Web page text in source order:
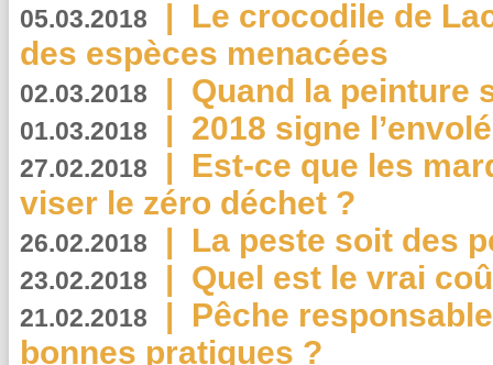
05.03.2018 | Le crocodile de
des espèces menacées
02.03.2018 | Quand la peinture
01.03.2018 | 2018 signe
27.02.2018 | Est-ce que les
viser le zéro déchet ?
26.02.2018 | La peste soit des
23.02.2018 | Quel est le vrai
21.02.2018 | Pêche
bonnes pratiques ?